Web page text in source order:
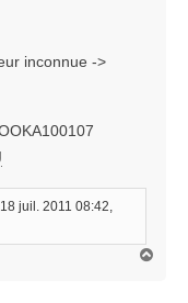
inconnue ->
juil. 2011 08:42,